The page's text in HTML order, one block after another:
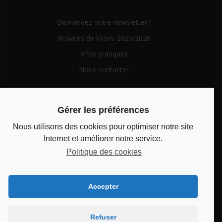
Demandez notre newsletter !
Activités de loisirs 2025/2026
Infos pratiques
Nous contacter
for:
Horaires d’ouverture
Du lundi au vendredi de 14h à 18h et le mercredi de 10h à
Bienvenue au CSC
Gérer les préférences
Nous utilisons des cookies pour optimiser notre site
Internet et améliorer notre service.
Politique des cookies
Accepter
Refuser